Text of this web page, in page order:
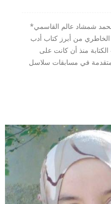
محمد شمشاد عالم القاسمي*
الخاطري من أبرز كتاب أدب
منذ أن كانت على
متقدمة في مسابقات سلاسل